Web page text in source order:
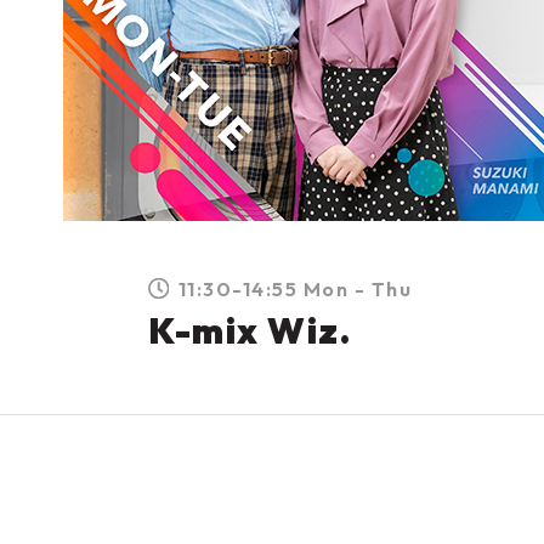
11:30-14:55 Mon - Thu
K-mix Wiz.